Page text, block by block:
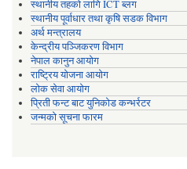
स्थानीय तहको लागि ICT ब्लग
स्थानीय पूर्वाधार तथा कृषि सडक विभाग
अर्थ मन्त्रालय
केन्द्रीय पञ्जिकरण विभाग
नेपाल कानुन आयोग
राष्ट्रिय योजना आयोग
लोक सेवा आयोग
प्रिती फन्ट बाट युनिकोड कन्भर्रटर
जन्मको सूचना फारम